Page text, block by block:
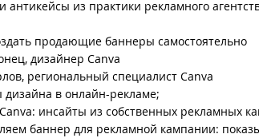
антикейсы из практики рекламного
продающие баннеры самостоятельно
дизайнер Canva
региональный специалист Canva
дизайна в онлайн-рекламе;
инсайты из собственных рекламных
баннер для рекламной кампании: